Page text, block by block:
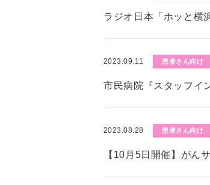
ラジオ日本「ホッと横
2023.09.11 患者さん向け
市民病院『スタッフイ
2023.08.28 患者さん向け
【10月5日開催】がん